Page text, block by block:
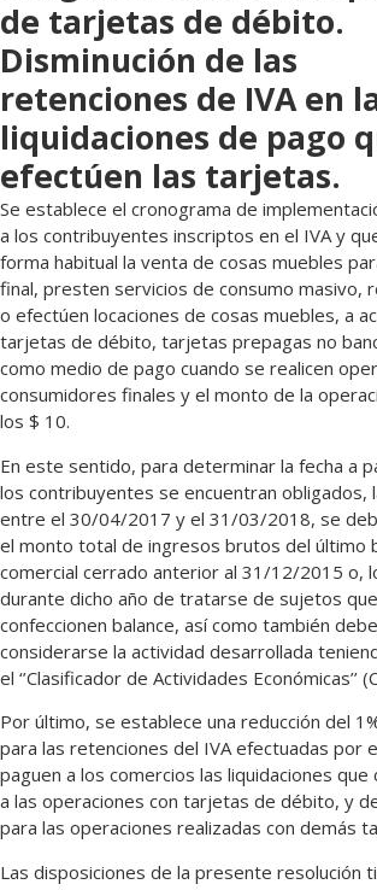
de tarjetas de débito.
Disminución de las
retenciones de IVA en
liquidaciones de pago
efectúen las tarjetas.
Se establece el cronograma de
a los contribuyentes inscriptos en el IVA y
forma habitual la venta de cosas muebles
final, presten servicios de consumo masivo,
o efectúen locaciones de cosas muebles, a
tarjetas de débito, tarjetas prepagas no
como medio de pago cuando se realicen
consumidores finales y el monto de la
los $ 10.
En este sentido, para determinar la fecha a
los contribuyentes se encuentran obligados,
entre el 30/04/2017 y el 31/03/2018, se
el monto total de ingresos brutos del último
comercial cerrado anterior al 31/12/2015 o,
durante dicho año de tratarse de sujetos
confeccionen balance, así como también
considerarse la actividad desarrollada
el ‘’Clasificador de Actividades Económicas’’
Por último, se establece una reducción del
para las retenciones del IVA efectuadas por
paguen a los comercios las liquidaciones que
a las operaciones con tarjetas de débito, y
para las operaciones realizadas con demás
Las disposiciones de la presente resolución